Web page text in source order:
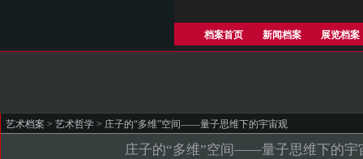
档案首页 新闻档案 展览档案
艺术档案 > 艺术哲学 > 庄子的“多维”空间——量子思维下的宇宙观
庄子的“多维”空间——量子思维下的宇